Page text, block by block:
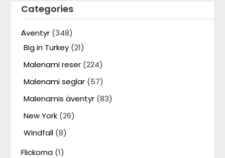
Categories
Äventyr (348)
Big in Turkey (21)
Malenami reser (224)
Malenami seglar (57)
Malenamis äventyr (83)
New York (26)
Windfall (8)
Flickorna (1)